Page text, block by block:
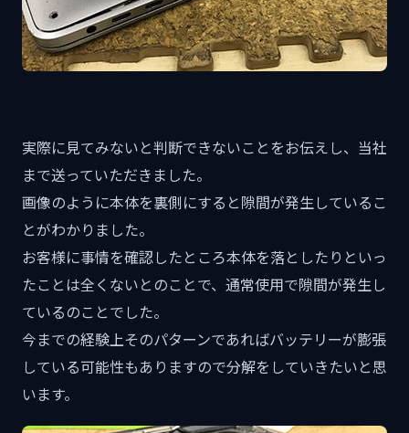
実際に見てみないと判断できないことをお伝えし、当社
まで送っていただきました。
画像のように本体を裏側にすると隙間が発生しているこ
とがわかりました。
お客様に事情を確認したところ本体を落としたりといっ
たことは全くないとのことで、通常使用で隙間が発生し
ているのことでした。
今までの経験上そのパターンであればバッテリーが膨張
している可能性もありますので分解をしていきたいと思
います。